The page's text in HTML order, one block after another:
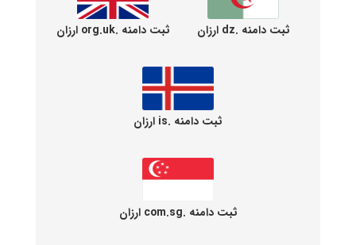
ثبت دامنه .dz ارزان ثبت دامنه .org.uk ارزان
ثبت دامنه .is ارزان
ثبت دامنه .com.sg ارزان